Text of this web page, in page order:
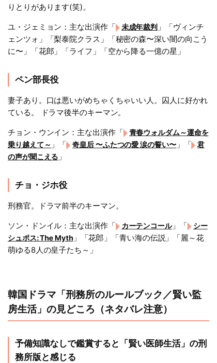
りとりがあります(笑)。
ユ・ジェミョン：主な出演作「 未成年裁判 」「ヴィンチ
ェンツォ」「梨泰院クラス」「秘密の森〜深い闇の向こう
に〜」「花郎」「ライフ」「空から降る一億の星」
ペン部長役
妻子あり。口は悪いがめちゃくちゃいい人。囚人に好かれ
ている。 ドラマ後半のキーマン。
チョン・ウンイン：主な出演作「
青春ウォルダム～運命を
乗り越えて～ 」「 奇皇后 〜ふたつの愛 涙の誓い〜」「
君
の声が聞こえる 」
チョ・ジホ役
刑務官。ドラマ前半のキーマン。
ソン・ドンイル：主な出演作「 カーテンコール」「
シー
シュポス: The Myth」「花郎」「青い海の伝説」「麗～花
萌ゆる8人の皇子たち～」
韓国ドラマ「刑務所のルールブック／賢い監
房生活」の見どころ（ネタバレ注意）
予備知識なしで鑑賞すると「賢い医師生活」の刑
務所版と感じる